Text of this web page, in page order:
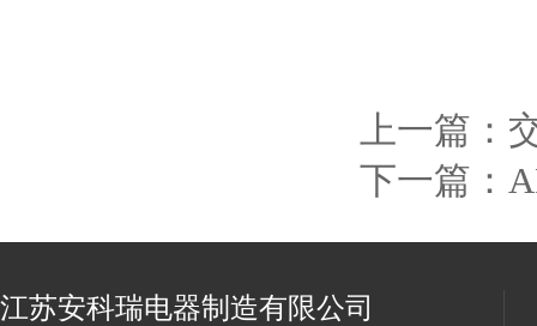
上一篇：
下一篇：
江苏安科瑞电器制造有限公司